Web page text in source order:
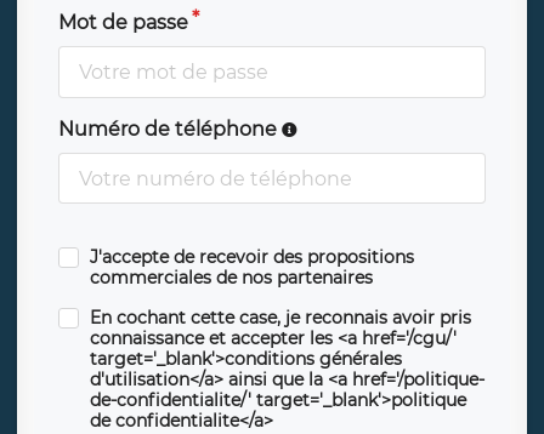
Mot de passe
Numéro de téléphone
J'accepte de recevoir des propositions
commerciales de nos partenaires
En cochant cette case, je reconnais avoir pris
connaissance et accepter les <a href='/cgu/'
target='_blank'>conditions générales
d'utilisation</a> ainsi que la <a href='/politique-
de-confidentialite/' target='_blank'>politique
de confidentialite</a>